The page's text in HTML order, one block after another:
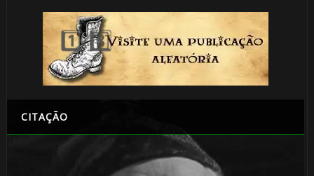
CITAÇÃO
1️⃣